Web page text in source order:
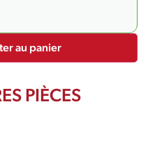
au panier
PIÈCES